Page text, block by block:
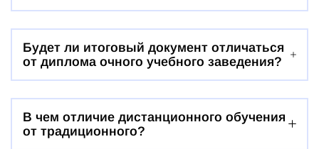
Будет ли итоговый документ отличаться
от диплома очного учебного заведения?
В чем отличие дистанционного обучения
от традиционного?